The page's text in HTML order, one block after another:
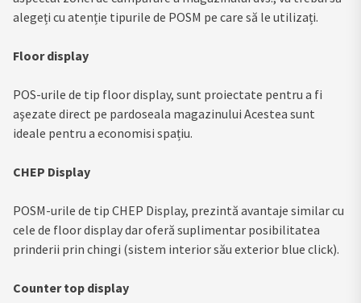
alegeți cu atenție tipurile de POSM pe care să le utilizați.
Floor display
POS-urile de tip floor display, sunt proiectate pentru a fi
aşezate direct pe pardoseala magazinului Acestea sunt
ideale pentru a economisi spațiu.
CHEP Display
POSM-urile de tip CHEP Display, prezintă avantaje similar cu
cele de floor display dar oferă suplimentar posibilitatea
prinderii prin chingi (sistem interior său exterior blue click).
Counter top display